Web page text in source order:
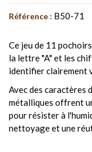
Référence : B50-71
Ce jeu de 11
la lettre "A" et les
identifier clairement
Avec des caractères
métalliques offrent
pour résister à
nettoyage et une